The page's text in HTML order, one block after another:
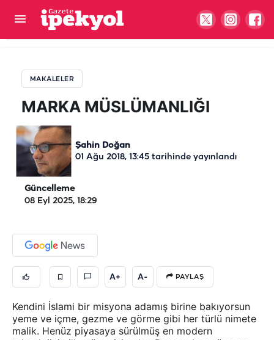
MAKALELER
MARKA MÜSLÜMANLIĞI
Şahin Doğan
01 Ağu 2018, 13:45 tarihinde yayınlandı
Güncelleme
08 Eyl 2025, 18:29
A+ A- PAYLAŞ
Kendini İslami bir misyona adamış birine bakıyorsun
yeme ve içme, gezme ve görme gibi her türlü nimete
malik. Henüz piyasaya sürülmüş en modern
MARKA MÜSLÜMANLIĞI